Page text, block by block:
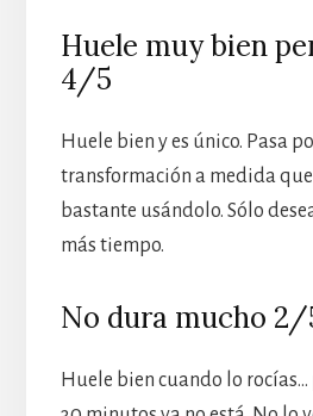
Huele muy bien
4/5
Huele bien y es único. Pasa
transformación a medida
bastante usándolo. Sólo
más tiempo.
No dura mucho 2/
Huele bien cuando lo rocías…